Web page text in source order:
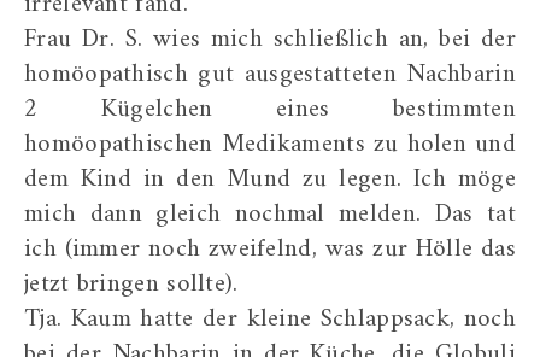
Frau Dr. S. wies mich schließlich an, bei der
homöopathisch gut ausgestatteten Nachbarin
2 Kügelchen eines bestimmten
homöopathischen Medikaments zu holen und
dem Kind in den Mund zu legen. Ich möge
mich dann gleich nochmal melden. Das tat
ich (immer noch zweifelnd, was zur Hölle das
jetzt bringen sollte).
Tja. Kaum hatte der kleine Schlappsack, noch